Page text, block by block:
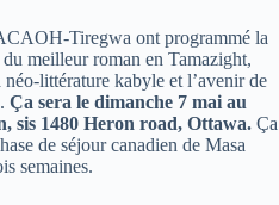
Tiregwa ont programmé la
meilleur roman en Tamazight,
littérature kabyle et l’avenir de
Ça sera le dimanche 7 mai au
sis 1480 Heron road, Ottawa. Ça
de séjour canadien de Masa
semaines.